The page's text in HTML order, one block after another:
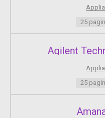
25
Agilent
25